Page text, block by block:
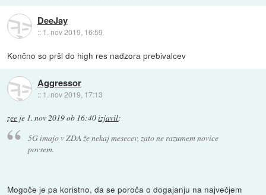
DeeJay
:: 1. nov 2019, 16:59
Končno so pršl do high res nadzora prebivalcev
Aggressor
:: 1. nov 2019, 17:13
zee je 1. nov 2019 ob 16:40izjavil:
5G imajo v ZDA že nekaj mesecev, zato ne razumem novice
povsem.
Mogoče je pa koristno, da se poroča o dogajanju na največjem